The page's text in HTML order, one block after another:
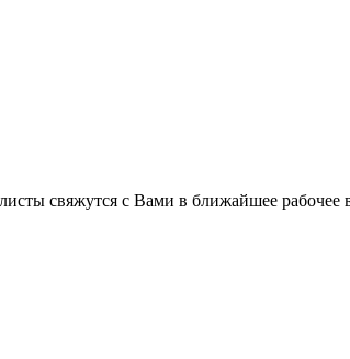
свяжутся с Вами в ближайшее рабочее